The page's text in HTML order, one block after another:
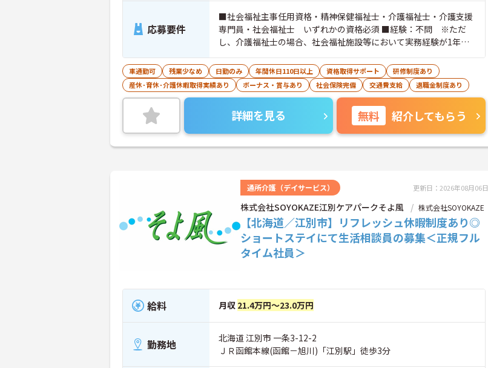
応募要件
■社会福祉主事任用資格・精神保健福祉士・介護福祉士・介護支援
専門員・社会福祉士 いずれかの資格必須 ■経験：不問 ※ただ
し、介護福祉士の場合、社会福祉施設等において実務経験が1年以
車通勤可 残業少なめ 日勤のみ 年間休日110日以上 資格取得サポート
研修制度あり
産休･育休･介護休暇取得実績あり
ボーナス・賞与あり 社会保険完備 交通費支給 退職金制度あり
詳細を見る 無料 紹介してもらう
通所介護（デイサービス） 更新日：2026年08月06日
株式会社SOYOKAZE江別ケアパークそよ風 株式会社SOYOKAZE
【北海道／江別市】リフレッシュ休暇制度あり◎
ショートステイにて生活相談員の募集＜正規フル
タイム社員＞
給料 月収 21.4万円～23.0万円
勤務地
北海道 江別市 一条3-12-2
ＪＲ函館本線(函館－旭川)「江別駅」徒歩3分